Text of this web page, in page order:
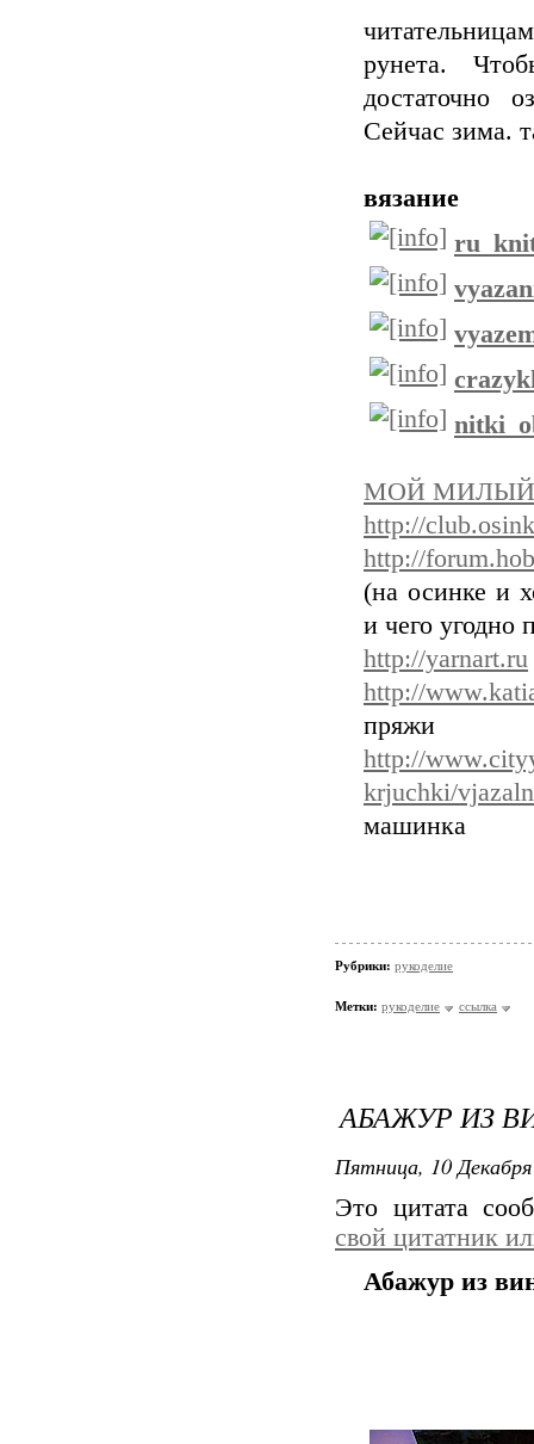
рунета.
достаточно
Сейчас зима.
вязание
МОЙ
http://
http://
(на осинке и
и чего угодно
http://yarnart.ru
http://
пряжи
http://
krjuchki/
машинка
Рубрики: рукоделие
Метки: рукоделие ссылка
АБАЖУР ИЗ
Пятница, 10
Это цитата
свой цитатник
Абажур из